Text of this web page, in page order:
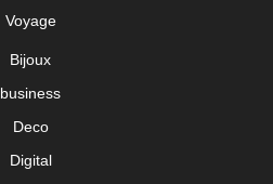
Voyage
Bijoux
business
Deco
Digital